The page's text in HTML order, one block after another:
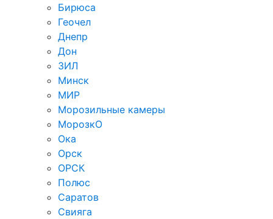
Бирюса
Геочел
Днепр
Дон
ЗИЛ
Минск
МИР
Морозильные камеры
МорозкО
Ока
Орск
ОРСК
Полюс
Саратов
Свияга